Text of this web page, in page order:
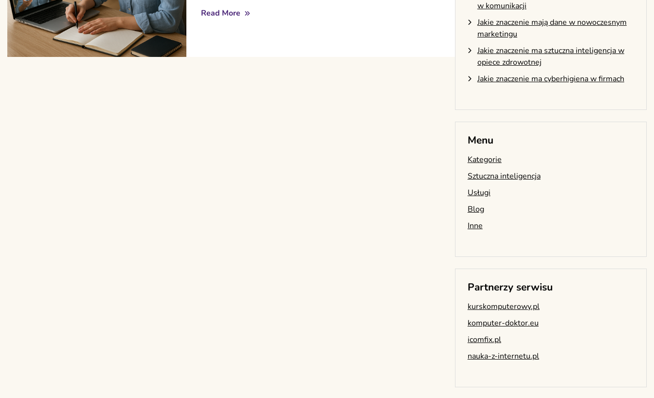
Read More
w komunikacji
Jakie znaczenie mają dane w nowoczesnym
marketingu
Jakie znaczenie ma sztuczna inteligencja w
opiece zdrowotnej
Jakie znaczenie ma cyberhigiena w firmach
Menu
Kategorie
Sztuczna inteligencja
Usługi
Blog
Inne
Partnerzy serwisu
kurskomputerowy.pl
komputer-doktor.eu
icomfix.pl
nauka-z-internetu.pl